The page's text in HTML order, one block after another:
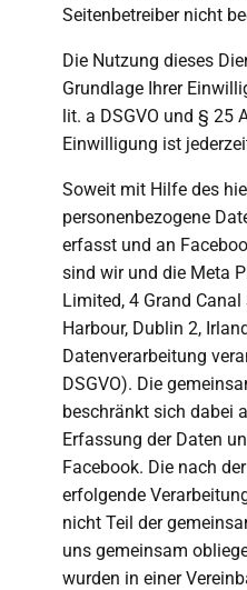
Seitenbetreiber nicht
Die Nutzung dieses
Grundlage Ihrer
lit. a DSGVO und § 25
Einwilligung ist
Soweit mit Hilfe des
personenbezogene
erfasst und an
sind wir und die Meta
Limited, 4 Grand Canal
Harbour, Dublin 2,
Datenverarbeitung
DSGVO). Die
beschränkt sich dabei
Erfassung der Daten
Facebook. Die nach
erfolgende
nicht Teil der
uns gemeinsam
wurden in einer